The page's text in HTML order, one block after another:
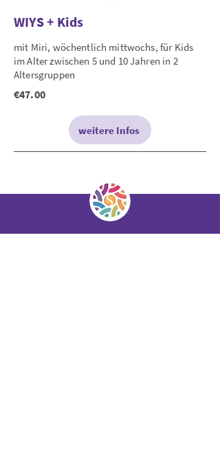
WIYS + Kids
mit Miri, wöchentlich mittwochs, für Kids
im Alter zwischen 5 und 10 Jahren in 2
Altersgruppen
€47.00
weitere Infos